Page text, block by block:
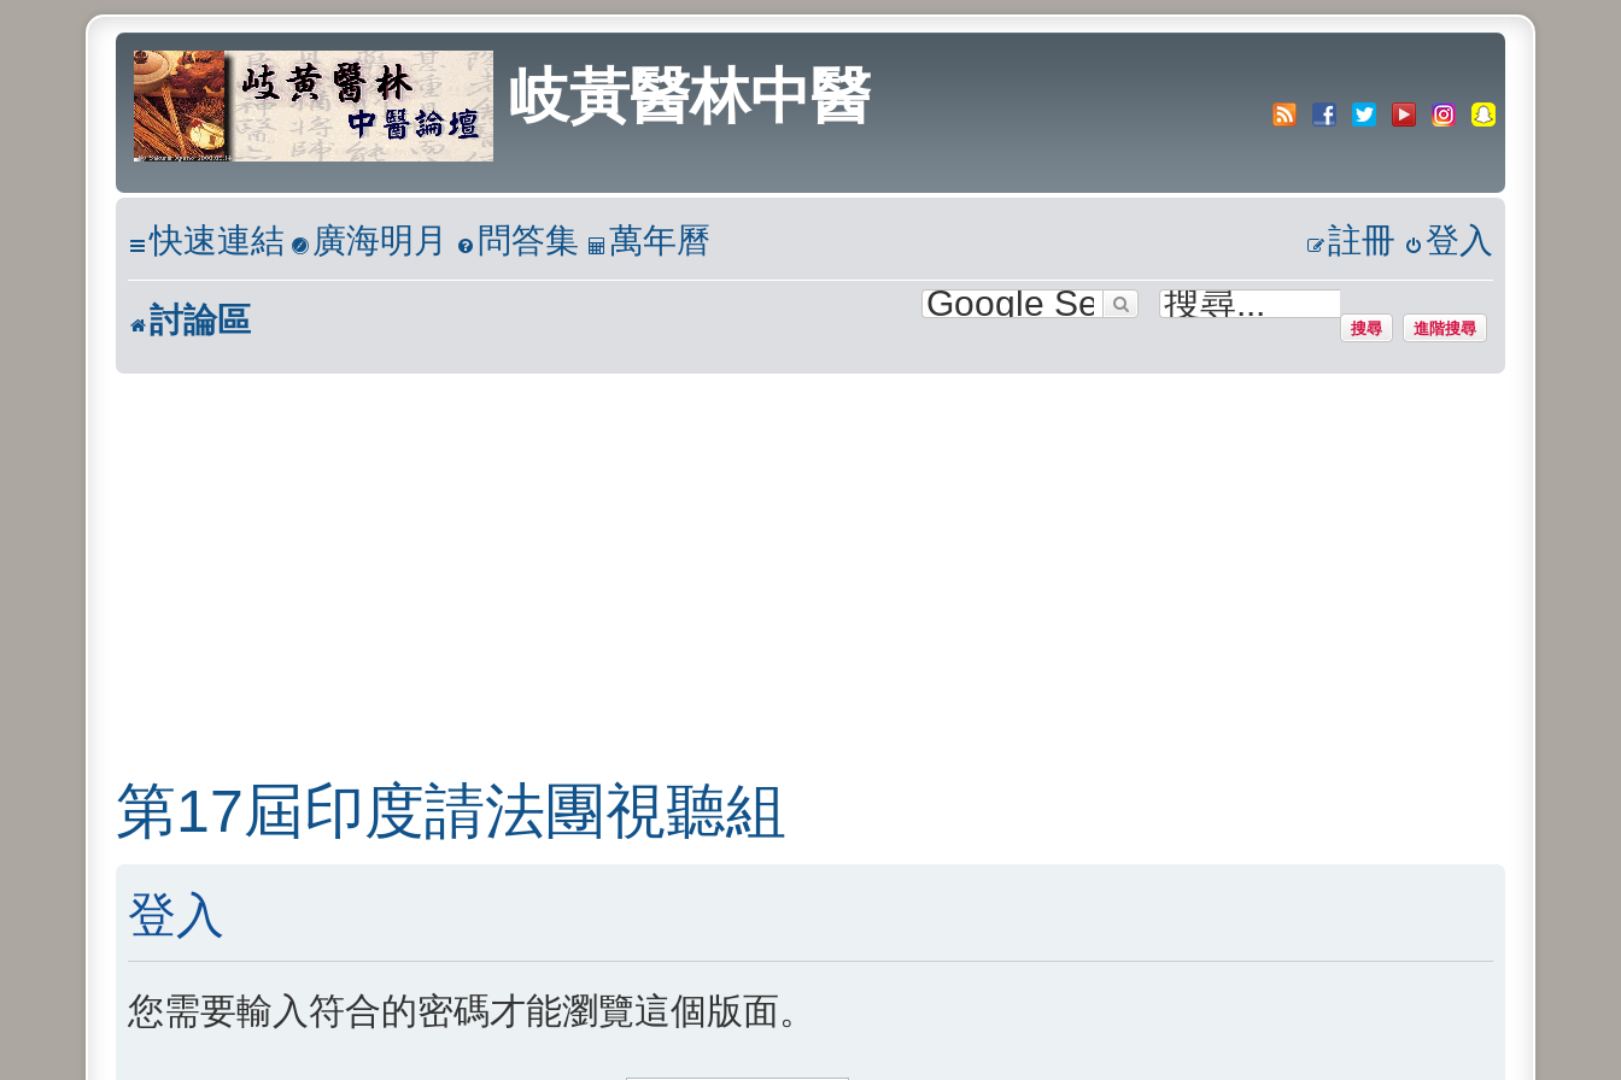
岐黃醫林中醫
快速連結 廣海明月 問答集 萬年曆 登入
註冊
討論區 搜尋 進階搜尋
第17屆印度請法團視聽組
登入
您需要輸入符合的密碼才能瀏覽這個版面。